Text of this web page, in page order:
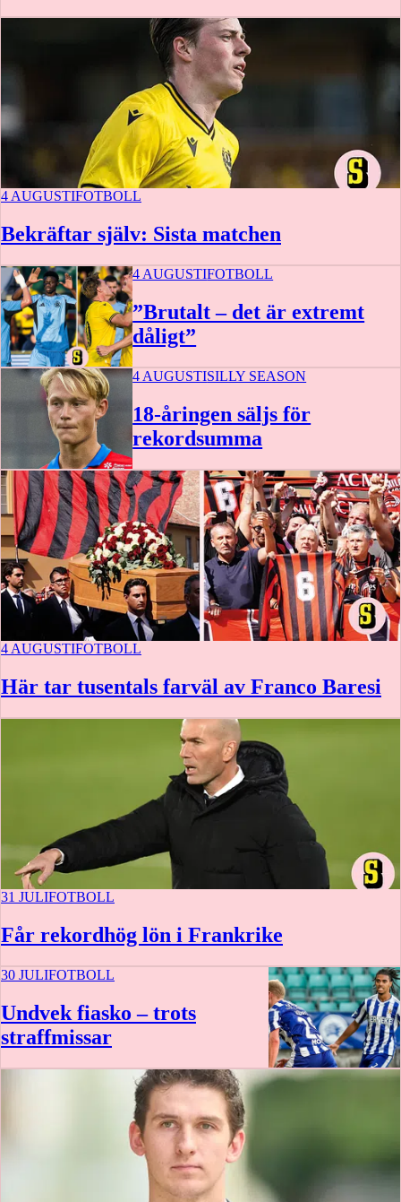
4 AUGUSTIFOTBOLL
Bekräftar själv: Sista matchen
4 AUGUSTIFOTBOLL
”Brutalt – det är extremt
dåligt”
4 AUGUSTISILLY SEASON
18-åringen säljs för
rekordsumma
4 AUGUSTIFOTBOLL
Här tar tusentals farväl av Franco Baresi
31 JULIFOTBOLL
Får rekordhög lön i Frankrike
30 JULIFOTBOLL
Undvek fiasko – trots
straffmissar